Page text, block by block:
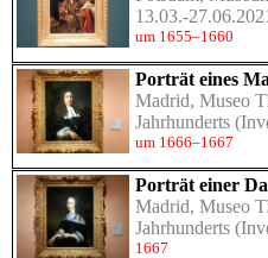
13.03.-
um 1655–1660
Porträt eines
Madrid, Museo
Jahrhunderts
um 1666–1667
Porträt einer
Madrid, Museo
Jahrhunderts
1667